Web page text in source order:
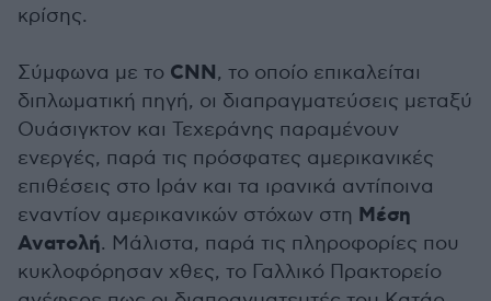
κρίσης.
Σύμφωνα με το CNN, το οποίο επικαλείται
διπλωματική πηγή, οι διαπραγματεύσεις μεταξύ
Ουάσιγκτον και Τεχεράνης παραμένουν
ενεργές, παρά τις πρόσφατες αμερικανικές
επιθέσεις στο Ιράν και τα ιρανικά αντίποινα
εναντίον αμερικανικών στόχων στη Μέση
Ανατολή. Μάλιστα, παρά τις πληροφορίες που
κυκλοφόρησαν χθες, το Γαλλικό Πρακτορείο